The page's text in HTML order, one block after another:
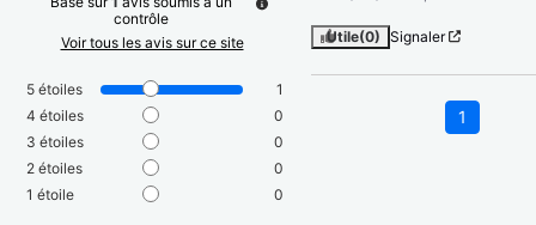
contrôle
Voir tous les avis sur ce site
5 étoiles
1
4 étoiles
0
3 étoiles
0
2 étoiles
0
1 étoile 0
Utile(0) Signaler
1